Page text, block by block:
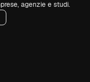
agenzie e studi.